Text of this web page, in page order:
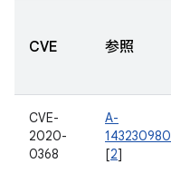
CVE 参照
CVE-
2020-
0368
A-
143230980
[2]